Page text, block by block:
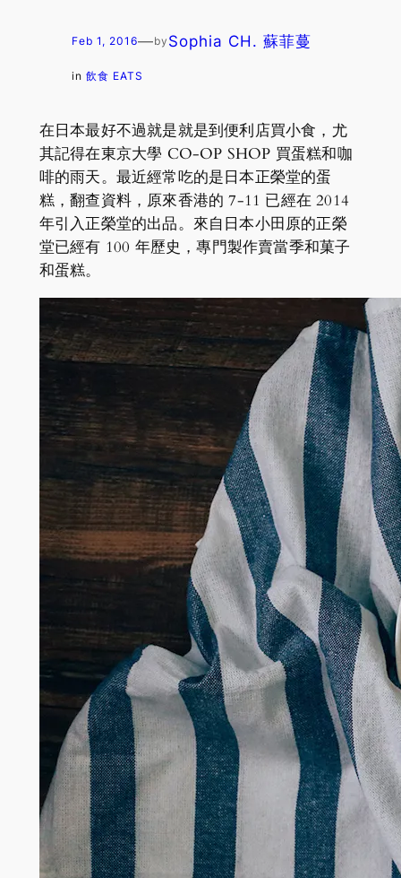
Feb 1, 2016—by Sophia CH. 蘇菲蔓
in 飲食 EATS
在日本最好不過就是就是到便利店買小食，尤
其記得在東京大學 CO-OP SHOP 買蛋糕和咖
啡的雨天。最近經常吃的是日本正榮堂的蛋
糕，翻查資料，原來香港的 7-11 已經在 2014
年引入正榮堂的出品。來自日本小田原的正榮
堂已經有 100 年歷史，專門製作賣當季和菓子
和蛋糕。